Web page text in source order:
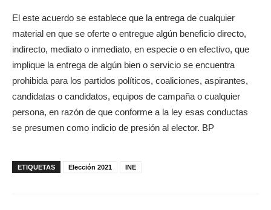
El este acuerdo se establece que la entrega de cualquier
material en que se oferte o entregue algún beneficio directo,
indirecto, mediato o inmediato, en especie o en efectivo, que
implique la entrega de algún bien o servicio se encuentra
prohibida para los partidos políticos, coaliciones, aspirantes,
candidatas o candidatos, equipos de campaña o cualquier
persona, en razón de que conforme a la ley esas conductas
se presumen como indicio de presión al elector. BP
ETIQUETAS Elección 2021 INE